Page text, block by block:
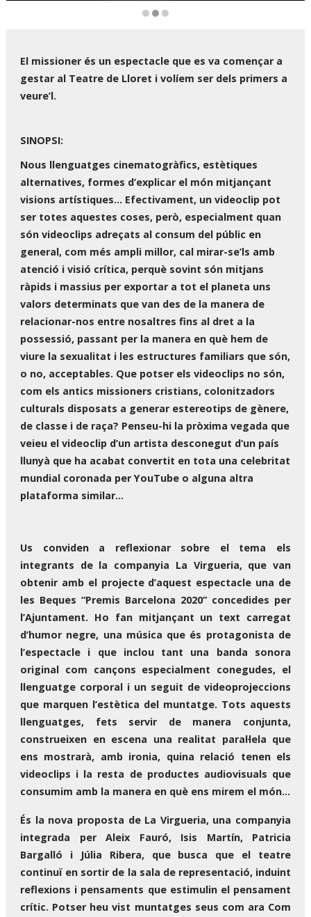
El missioner és un espectacle que es va començar a
gestar al Teatre de Lloret i volíem ser dels primers a
veure’l.
SINOPSI:
Nous llenguatges cinematogràfics, estètiques
alternatives, formes d’explicar el món mitjançant
visions artístiques... Efectivament, un videoclip pot
ser totes aquestes coses, però, especialment quan
són videoclips adreçats al consum del públic en
general, com més ampli millor, cal mirar-se’ls amb
atenció i visió crítica, perquè sovint són mitjans
ràpids i massius per exportar a tot el planeta uns
valors determinats que van des de la manera de
relacionar-nos entre nosaltres fins al dret a la
possessió, passant per la manera en què hem de
viure la sexualitat i les estructures familiars que són,
o no, acceptables. Que potser els videoclips no són,
com els antics missioners cristians, colonitzadors
culturals disposats a generar estereotips de gènere,
de classe i de raça? Penseu-hi la pròxima vegada que
veieu el videoclip d’un artista desconegut d’un país
llunyà que ha acabat convertit en tota una celebritat
mundial coronada per YouTube o alguna altra
plataforma similar...
Us conviden a reflexionar sobre el tema els
integrants de la companyia La Virgueria, que van
obtenir amb el projecte d’aquest espectacle una de
les Beques “Premis Barcelona 2020” concedides per
l’Ajuntament. Ho fan mitjançant un text carregat
d’humor negre, una música que és protagonista de
l’espectacle i que inclou tant una banda sonora
original com cançons especialment conegudes, el
llenguatge corporal i un seguit de videoprojeccions
que marquen l’estètica del muntatge. Tots aquests
llenguatges, fets servir de manera conjunta,
construeixen en escena una realitat paral·lela que
ens mostrarà, amb ironia, quina relació tenen els
videoclips i la resta de productes audiovisuals que
consumim amb la manera en què ens mirem el món...
És la nova proposta de La Virgueria, una companyia
integrada per Aleix Fauró, Isis Martín, Patricia
Bargalló i Júlia Ribera, que busca que el teatre
continuï en sortir de la sala de representació, induint
reflexions i pensaments que estimulin el pensament
crític. Potser heu vist muntatges seus com ara Com